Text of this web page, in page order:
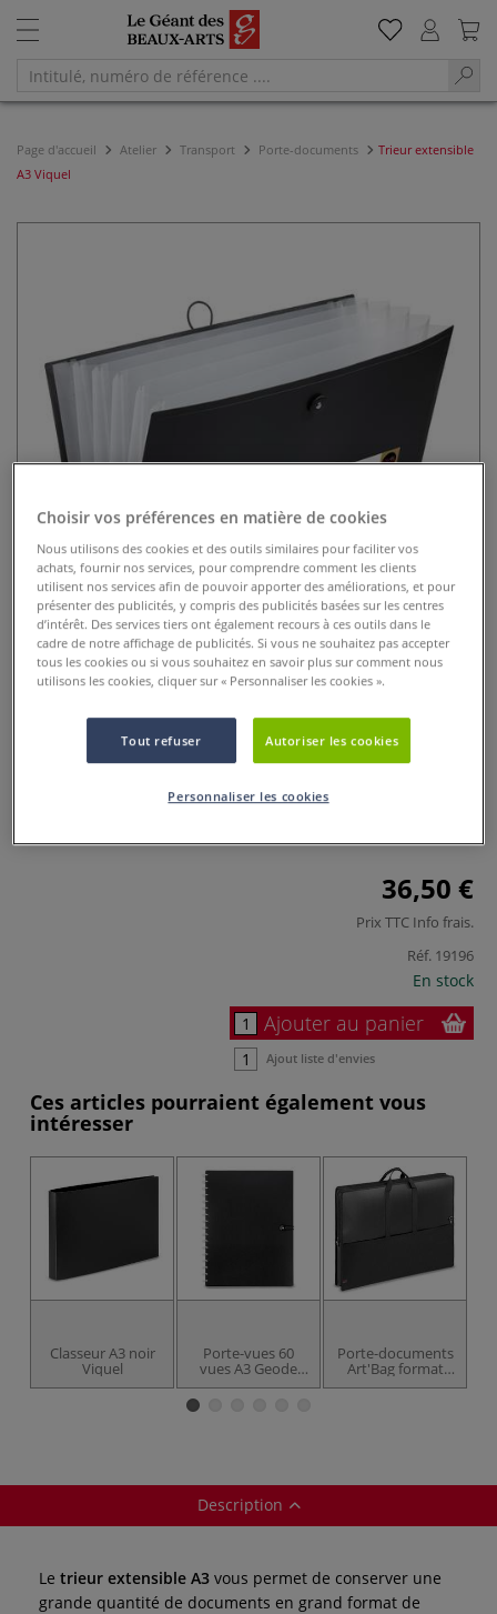
Page d'accueil Atelier Transport Porte-documents
Trieur extensible
A3 Viquel
Trieur extensible A3 Viquel
0 Commentaires
Découvrez ce trieur extensible A3, la solution de rangement
36,50 €
Prix TTC Info frais.
Réf. 19196
En stock
Ajouter au panier
Ajout liste d'envies
Ces articles pourraient également vous
intéresser
Classeur A3 noir
Viquel
Porte-vues 60
vues A3 Geode
portrait Viquel
Porte-documents
Art'Bag format
raisin Viquel
Description
Le trieur extensible A3 vous permet de conserver une
grande quantité de documents en grand format de
Choisir vos préférences en matière de cookies
Nous utilisons des cookies et des outils similaires pour faciliter vos
achats, fournir nos services, pour comprendre comment les clients
utilisent nos services afin de pouvoir apporter des améliorations, et pour
présenter des publicités, y compris des publicités basées sur les centres
d’intérêt. Des services tiers ont également recours à ces outils dans le
cadre de notre affichage de publicités. Si vous ne souhaitez pas accepter
tous les cookies ou si vous souhaitez en savoir plus sur comment nous
utilisons les cookies, cliquer sur « Personnaliser les cookies ».
Tout refuser Autoriser les cookies
Personnaliser les cookies